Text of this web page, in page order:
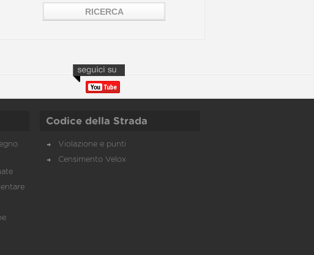
Codice della Strada
Violazione e punti
Censimento Velox